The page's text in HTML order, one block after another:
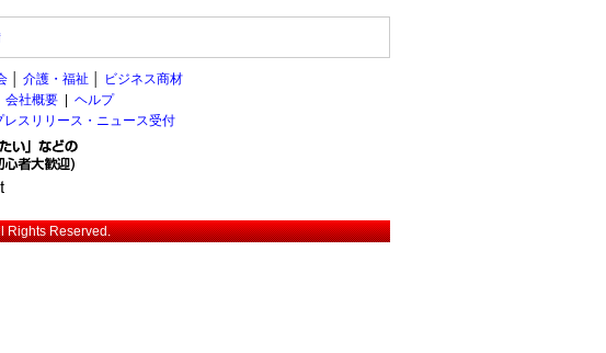
介護・福祉
ビジネス商材
社概要
ヘルプ
レスリリース・ニュース受付
Reserved.